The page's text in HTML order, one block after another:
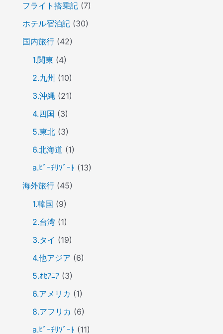
フライト搭乗記(7)
ホテル宿泊記(30)
国内旅行(42)
1.関東 (4)
2.九州 (10)
3.沖縄(21)
4.四国 (3)
5.東北(3)
6.北海道 (1)
a.ﾋﾞｰﾁﾘｿﾞｰﾄ (13)
海外旅行(45)
1.韓国 (9)
2.台湾(1)
3.タイ (19)
4.他アジア (6)
5.ｵｾｱﾆｱ(3)
6.アメリカ (1)
8.アフリカ (6)
a.ﾋﾞｰﾁﾘｿﾞｰﾄ (11)